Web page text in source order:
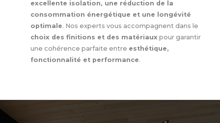
excellente isolation, une réduction de la
consommation énergétique et une longévité
optimale. Nos experts vous accompagnent dans le
choix des finitions et des matériaux pour garantir
une cohérence parfaite entre esthétique,
fonctionnalité et performance.